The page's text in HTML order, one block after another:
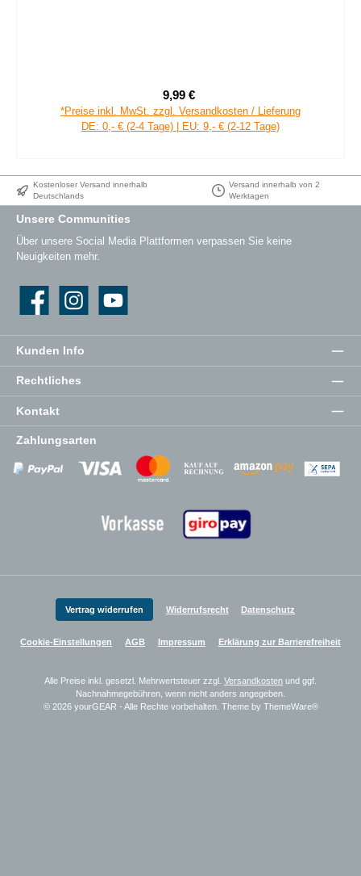
Verkaufspreis:
9,99 €
*Preise inkl. MwSt. zzgl. Versandkosten / Lieferung
DE: 0,- € (2-4 Tage) | EU: 9,- € (2-12 Tage)
Kostenloser Versand innerhalb
Deutschlands
Versand innerhalb von 2
Werktagen
Kunden Info
Rechtliches
Kontakt
Unsere Communities
Über unsere Social Media Plattformen verpassen Sie keine
Neuigkeiten mehr.
Instagram YouTube
Zahlungsarten
Zahlungsanbieter Zahlungsanbieter
Zahlungsanbieter
Vertrag widerrufen Widerrufsrecht Datenschutz
Cookie-Einstellungen AGB Impressum Erklärung zur Barrierefreiheit
Alle Preise inkl. gesetzl. Mehrwertsteuer zzgl. Versandkosten und ggf.
Nachnahmegebühren, wenn nicht anders angegeben.
© 2026 yourGEAR - Alle Rechte vorbehalten. Theme by ThemeWare®